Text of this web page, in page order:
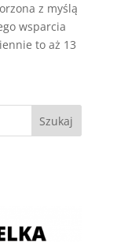
z myślą
wsparcia
to aż 13